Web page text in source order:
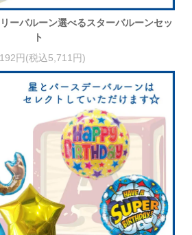
ーバルーン選べるスターバルーンセッ
ト
円(税込5,711円)